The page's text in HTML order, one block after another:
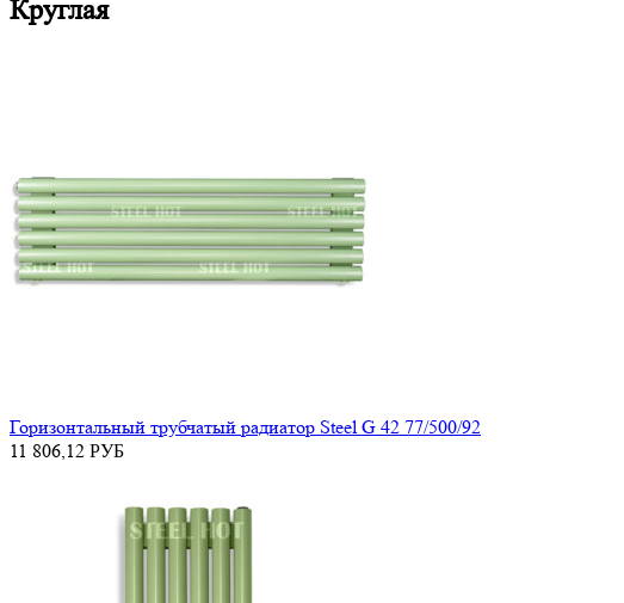
Круглая
Горизонтальный трубчатый радиатор Steel G 42 77/500/92
11 806,12 РУБ